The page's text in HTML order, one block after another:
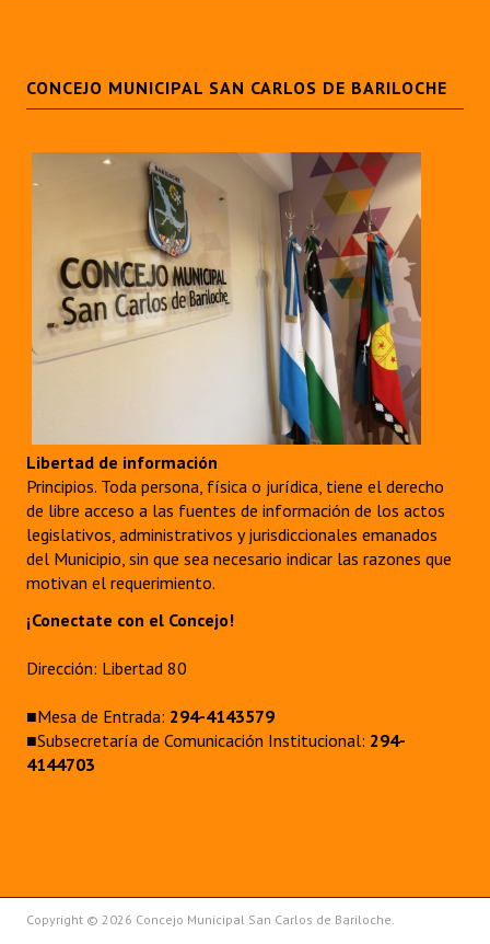
Entrega de distinciones
REFORMA DE LA CARTA ORGÁNICA
CONCEJO MUNICIPAL SAN CARLOS DE BARILOCHE
Libertad de información
Principios. Toda persona, física o jurídica, tiene el derecho
de libre acceso a las fuentes de información de los actos
legislativos, administrativos y jurisdiccionales emanados
del Municipio, sin que sea necesario indicar las razones que
motivan el requerimiento.
¡Conectate con el Concejo!
Dirección: Libertad 80
■Mesa de Entrada: 294-4143579
■Subsecretaría de Comunicación Institucional: 294-
4144703
Copyright © 2026 Concejo Municipal San Carlos de Bariloche.